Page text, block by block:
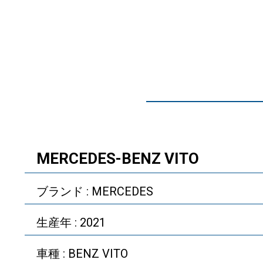
MERCEDES-BENZ VITO
ブランド : MERCEDES
生産年 : 2021
車種 : BENZ VITO